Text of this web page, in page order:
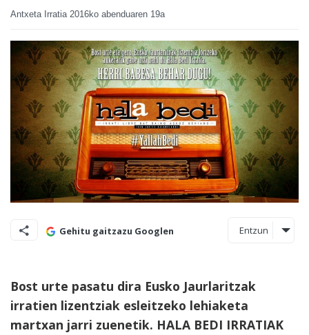
Antxeta Irratia 2016ko abenduaren 19a
Gehitu gaitzazu Googlen Entzun
Bost urte pasatu dira Eusko Jaurlaritzak
irratien lizentziak esleitzeko lehiaketa
martxan jarri zuenetik. HALA BEDI IRRATIAK